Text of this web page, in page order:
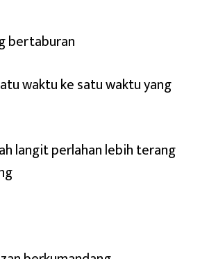
bertaburan
waktu ke satu waktu yang
langit perlahan lebih terang